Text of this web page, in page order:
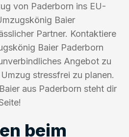
von Paderborn ins EU-
Baier
Partner. Kontaktiere
Baier Paderborn
Angebot zu
stressfrei zu planen.
aus Paderborn steht dir
beim